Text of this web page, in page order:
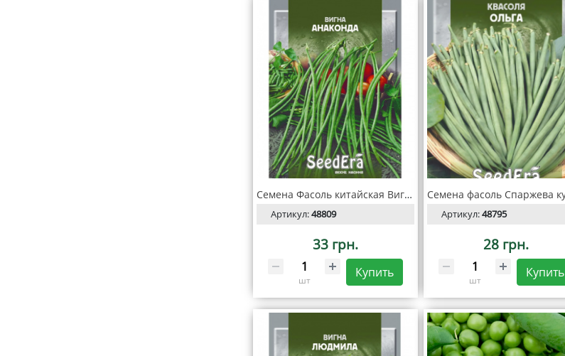
Семена Фасоль китайская Вигна Анаконда 10 г, Seedera
Артикул:48809
33 грн.
шт
Купить
Артикул:48795
28 грн.
шт
Купить